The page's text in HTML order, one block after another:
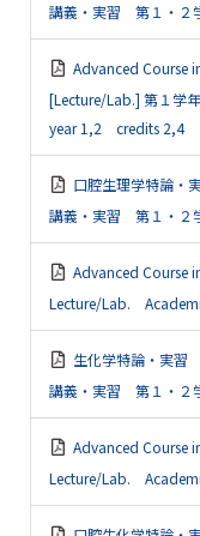
講義・実習 第１・２
Advanced Course
[Lecture/Lab.] 第１学
year 1,2 credits 2,4
口腔生理学特論・
講義・実習 第１・２
Advanced Course
Lecture/Lab.
生化学特論・実習
講義・実習 第１・２
Advanced Course
Lecture/Lab.